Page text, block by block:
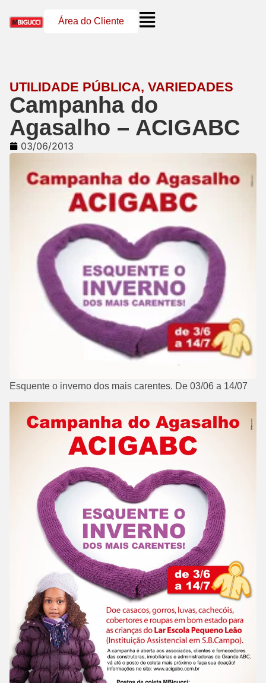
Área do Cliente
UTILIDADE PÚBLICA, VARIEDADES
Campanha do
Agasalho – ACIGABC
03/06/2013
Esquente o inverno dos mais carentes. De 03/06 a 14/07